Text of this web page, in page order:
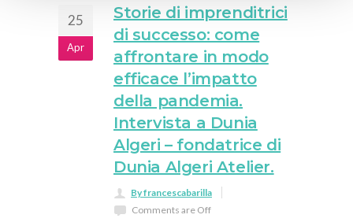
25
Apr
Storie di imprenditrici
di successo: come
affrontare in modo
efficace l’impatto
della pandemia.
Intervista a Dunia
Algeri – fondatrice di
Dunia Algeri Atelier.
By francescabarilla
Comments are Off